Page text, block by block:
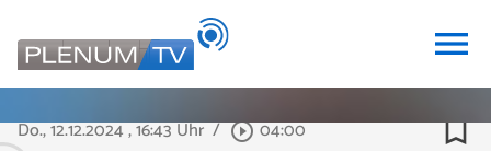
menu
Do., 12.12.2024, 16:43 Uhr / play_circle_outline04:00 bookmark_border